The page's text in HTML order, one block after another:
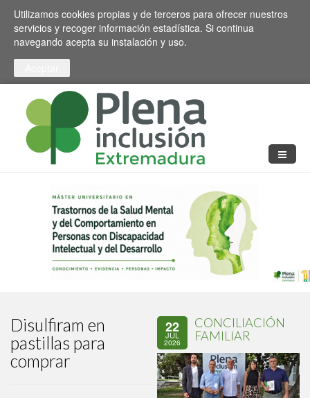
Pasar al contenido principal
Toggle high contrast
Utilizamos cookies propias y de terceros para ofrecer nuestros
servicios y recoger información estadística. Si continua
navegando acepta su instalación y uso.
Disulfiram en
pastillas para
comprar
22
JUL
2026
CONCILIACIÓN
FAMILIAR